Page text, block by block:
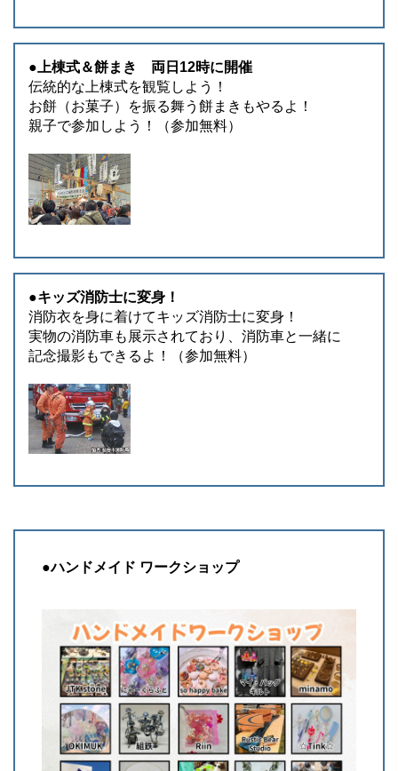
●上棟式＆餅まき 両日12時に開催
伝統的な上棟式を観覧しよう！
お餅（お菓子）を振る舞う餅まきもやるよ！
親子で参加しよう！（参加無料）
●キッズ消防士に変身！
消防衣を身に着けてキッズ消防士に変身！
実物の消防車も展示されており、消防車と一緒に
記念撮影もできるよ！（参加無料）
●ハンドメイド ワークショップ